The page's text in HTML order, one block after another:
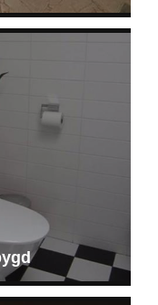
TESTIMONIAL